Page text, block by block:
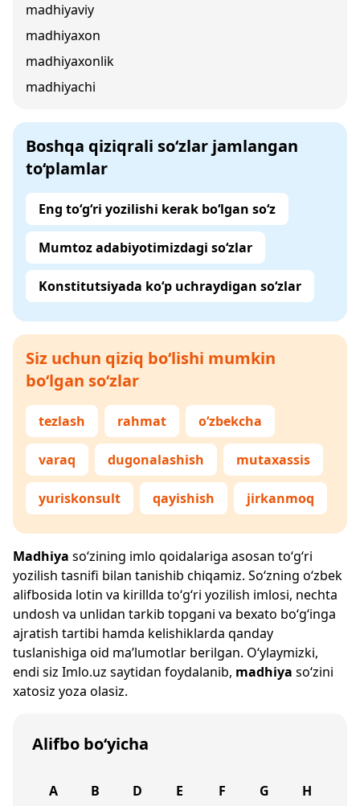
madhiyaviy
madhiyaxon
madhiyaxonlik
madhiyachi
Boshqa qiziqrali so‘zlar jamlangan
to‘plamlar
Eng to‘g‘ri yozilishi kerak bo‘lgan so‘z
Mumtoz adabiyotimizdagi so‘zlar
Konstitutsiyada ko‘p uchraydigan so‘zlar
Siz uchun qiziq bo‘lishi mumkin
bo‘lgan so‘zlar
tezlash rahmat o‘zbekcha
varaq dugonalashish mutaxassis
yuriskonsult qayishish jirkanmoq
Madhiya so‘zining imlo qoidalariga asosan to‘g‘ri
yozilish tasnifi bilan tanishib chiqamiz. So‘zning o‘zbek
alifbosida lotin va kirillda to‘g‘ri yozilish imlosi, nechta
undosh va unlidan tarkib topgani va bexato bo‘g‘inga
ajratish tartibi hamda kelishiklarda qanday
tuslanishiga oid ma’lumotlar berilgan. O‘ylaymizki,
endi siz Imlo.uz saytidan foydalanib, madhiya so‘zini
xatosiz yoza olasiz.
Alifbo bo‘yicha
A B D E F G H